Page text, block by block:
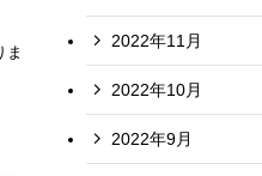
ま
2022年11月
2022年10月
2022年9月